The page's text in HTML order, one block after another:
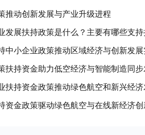
推动创新发展与产业升级进程
发展扶持政策是什么？主要有哪些支
中小企业政策推动区域经济与创新发
扶持资金助力低空经济与智能制造同
扶持资金政策推动绿色航空和新兴经
资金政策驱动绿色航空与在线新经济